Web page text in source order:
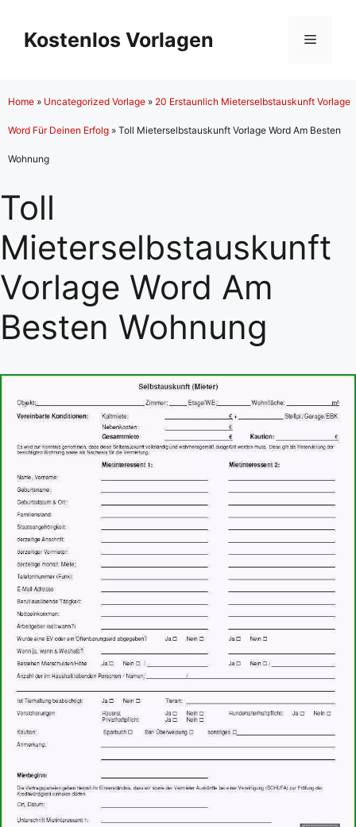
Inhalt
springen
Kostenlos Vorlagen Menü
Home » Uncategorized Vorlage » 20 Erstaunlich Mieterselbstauskunft Vorlage
Word Für Deinen Erfolg » Toll Mieterselbstauskunft Vorlage Word Am Besten
Wohnung
Toll
Mieterselbstauskunft
Vorlage Word Am
Besten Wohnung